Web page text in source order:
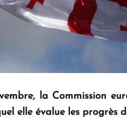
la Commission
elle évalue les progrès